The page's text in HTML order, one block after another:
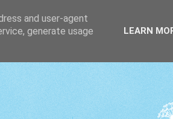
and user-agent
generate usage
LEARN